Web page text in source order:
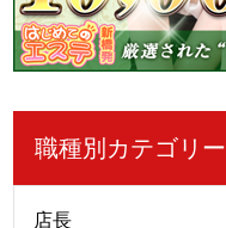
職種別カテゴリー
店長